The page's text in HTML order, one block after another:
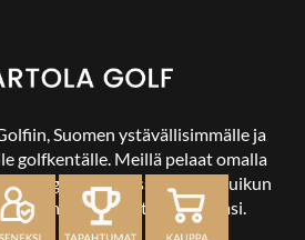
Suomen ystävällisimmälle ja
golfkentälle. Meillä pelaat omalla
bongaat halutessasi vaikka uikun
on, että nautit vierailustasi.